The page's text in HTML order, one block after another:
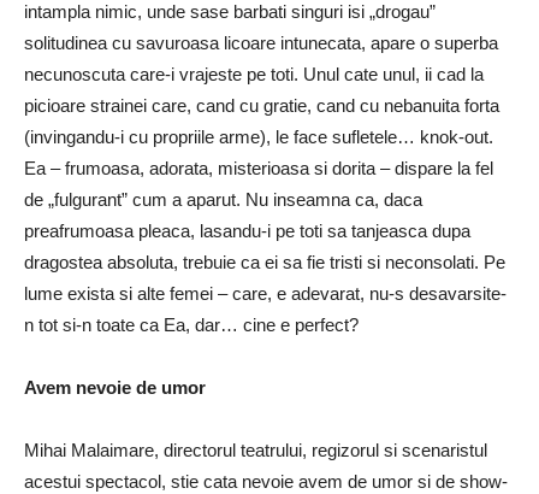
intampla nimic, unde sase barbati singuri isi „drogau”
solitudinea cu savuroasa licoare intunecata, apare o superba
necunoscuta care-i vrajeste pe toti. Unul cate unul, ii cad la
picioare strainei care, cand cu gratie, cand cu nebanuita forta
(invingandu-i cu propriile arme), le face sufletele… knok-out.
Ea – frumoasa, adorata, misterioasa si dorita – dispare la fel
de „fulgurant” cum a aparut. Nu inseamna ca, daca
preafrumoasa pleaca, lasandu-i pe toti sa tanjeasca dupa
dragostea absoluta, trebuie ca ei sa fie tristi si neconsolati. Pe
lume exista si alte femei – care, e adevarat, nu-s desavarsite-
n tot si-n toate ca Ea, dar… cine e perfect?
Avem nevoie de umor
Mihai Malaimare, directorul teatrului, regizorul si scenaristul
acestui spectacol, stie cata nevoie avem de umor si de show-